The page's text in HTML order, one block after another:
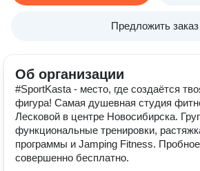
Предложить заказ
Об организации
#SportKasta - место, где создаётся
фигура! Самая душевная студия
Лесковой в центре Новосибирска.
функциональные тренировки,
программы и Jamping Fitness.
совершенно бесплатно.